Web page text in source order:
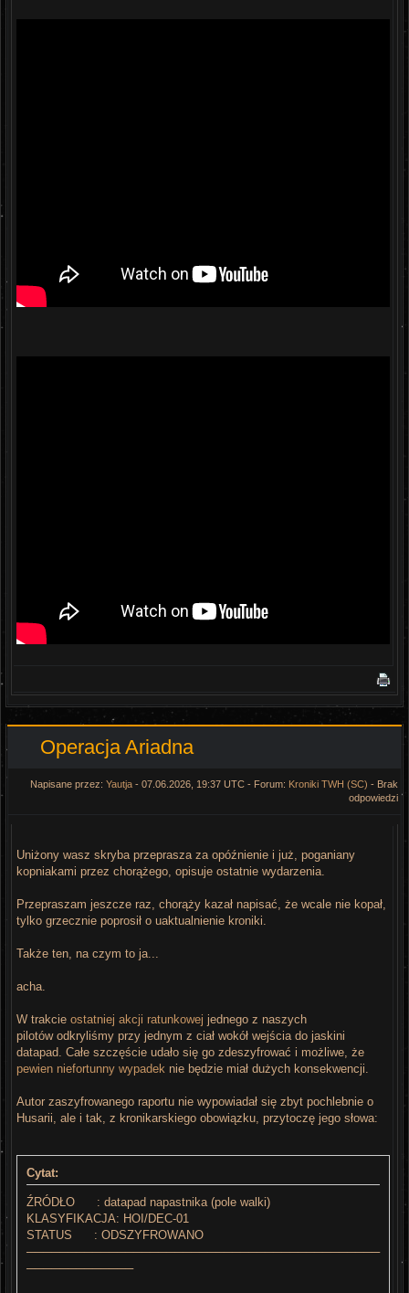
Operacja Ariadna
Napisane przez: Yautja - 07.06.2026, 19:37 UTC - Forum: Kroniki TWH (SC) - Brak
odpowiedzi
Uniżony wasz skryba przeprasza za opóźnienie i już, poganiany
kopniakami przez chorążego, opisuje ostatnie wydarzenia.
Przepraszam jeszcze raz, chorąży kazał napisać, że wcale nie kopał,
tylko grzecznie poprosił o uaktualnienie kroniki.
Także ten, na czym to ja...
acha.
W trakcie ostatniej akcji ratunkowej jednego z naszych
pilotów odkryliśmy przy jednym z ciał wokół wejścia do jaskini
datapad. Całe szczęście udało się go zdeszyfrować i możliwe, że
pewien niefortunny wypadek nie będzie miał dużych konsekwencji.
Autor zaszyfrowanego raportu nie wypowiadał się zbyt pochlebnie o
Husarii, ale i tak, z kronikarskiego obowiązku, przytoczę jego słowa:
Cytat:
ŹRÓDŁO : datapad napastnika (pole walki)
KLASYFIKACJA: HOI/DEC-01
STATUS : ODSZYFROWANO
───────────────────────────────────────────
─────────────